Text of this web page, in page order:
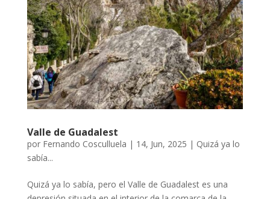
Valle de Guadalest
por Fernando Cosculluela | 14, Jun, 2025 | Quizá ya lo
sabía...
Quizá ya lo sabía, pero el Valle de Guadalest es una